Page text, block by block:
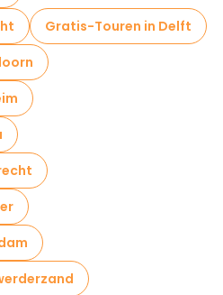
Gratis-Touren in Delft